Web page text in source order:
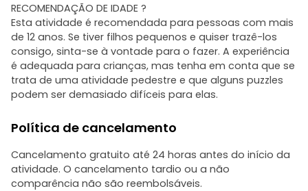
RECOMENDAÇÃO DE IDADE ?
Esta atividade é recomendada para pessoas com mais
de 12 anos. Se tiver filhos pequenos e quiser trazê-los
consigo, sinta-se à vontade para o fazer. A experiência
é adequada para crianças, mas tenha em conta que se
trata de uma atividade pedestre e que alguns puzzles
podem ser demasiado difíceis para elas.
Política de cancelamento
Cancelamento gratuito até 24 horas antes do início da
atividade. O cancelamento tardio ou a não
comparência não são reembolsáveis.